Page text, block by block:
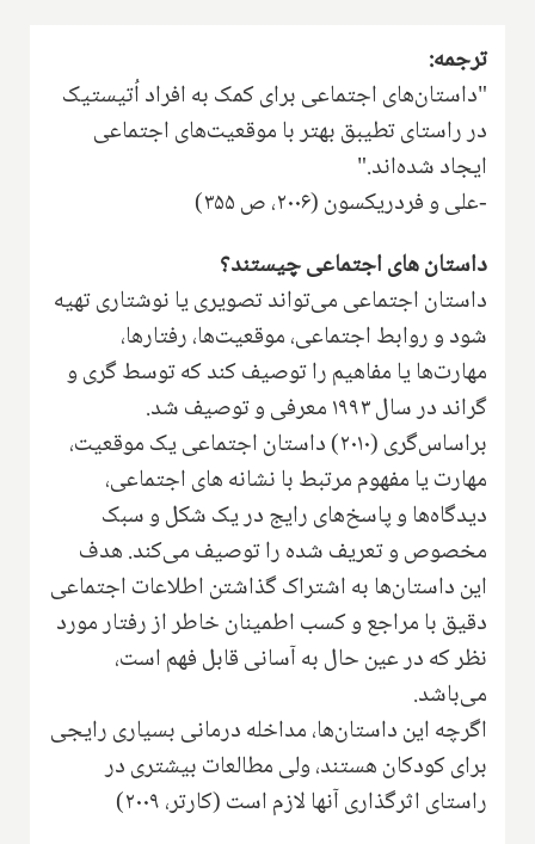
ترجمه:
"داستان‌های اجتماعی برای کمک به افراد اُتیستیک
در راستای تطیبق بهتر با موقعیت‌های اجتماعی
ایجاد شده‌اند."
-علی و فردریکسون (۲۰۰۶، ص ۳۵۵)
داستان های اجتماعی چیستند؟
داستان اجتماعی می‌تواند تصویری یا نوشتاری تهیه
شود و روابط اجتماعی، موقعیت‌ها، رفتارها،
مهارت‌ها یا مفاهیم را توصیف کند که توسط گری و
گراند در سال ۱۹۹۳ معرفی و توصیف شد.
براساس‌گری (۲۰۱۰) داستان اجتماعی یک موقعیت،
مهارت یا مفهوم مرتبط با نشانه های اجتماعی،
دیدگاه‌ها و پاسخ‌های رایج در یک شکل و سبک
مخصوص و تعریف شده را توصیف می‌کند. هدف
این داستان‌ها به اشتراک گذاشتن اطلاعات اجتماعی
دقیق با مراجع و کسب اطمینان خاطر از رفتار مورد
نظر که در عین حال به آسانی قابل فهم است،
می‌باشد.
اگرچه این داستان‌ها، مداخله درمانی بسیاری رایجی
برای کودکان هستند، ولی مطالعات بیشتری در
راستای اثرگذاری آنها لازم است (کارتر، ۲۰۰۹)